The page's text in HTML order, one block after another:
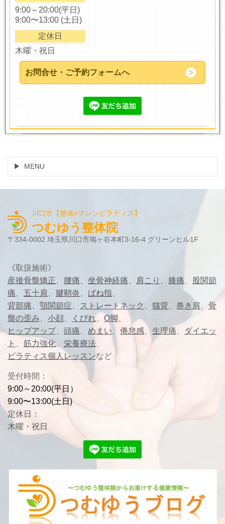
9:00～20:00(平日)
9:00〜13:00 (土日)
定休日
木曜・祝日
お問合せ・ご予約フォームへ
MENU
川口市【整体×マシンピラティス】
つむゆう整体院
〒334-0002 埼玉県川口市鳩ヶ谷本町3-16-4 グリーンヒル1F
《取扱施術》
産後骨盤矯正
腰痛 坐骨神経痛 肩こり 膝痛
股関節
痛
五十肩 腱鞘炎 ばね指
背部痛
顎関節症 ストレートネック 猫背 巻き肩
骨
盤の歪み
小顔 くびれ O脚
ヒップアップ、 頭痛 めまい 、 倦怠感 、 生理痛
ダイエッ
ト
筋力強化、 栄養療法
ピラティス個人レッスンなど
受付時間 ：
9:00～20:00(平日）
9:00〜13:00(土日)
定休日：
木曜・祝日